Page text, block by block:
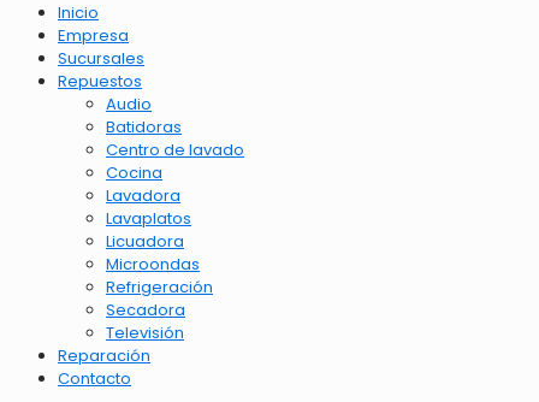
Inicio
Empresa
Sucursales
Repuestos
Audio
Batidoras
Centro de lavado
Cocina
Lavadora
Lavaplatos
Licuadora
Microondas
Refrigeración
Secadora
Televisión
Reparación
Contacto